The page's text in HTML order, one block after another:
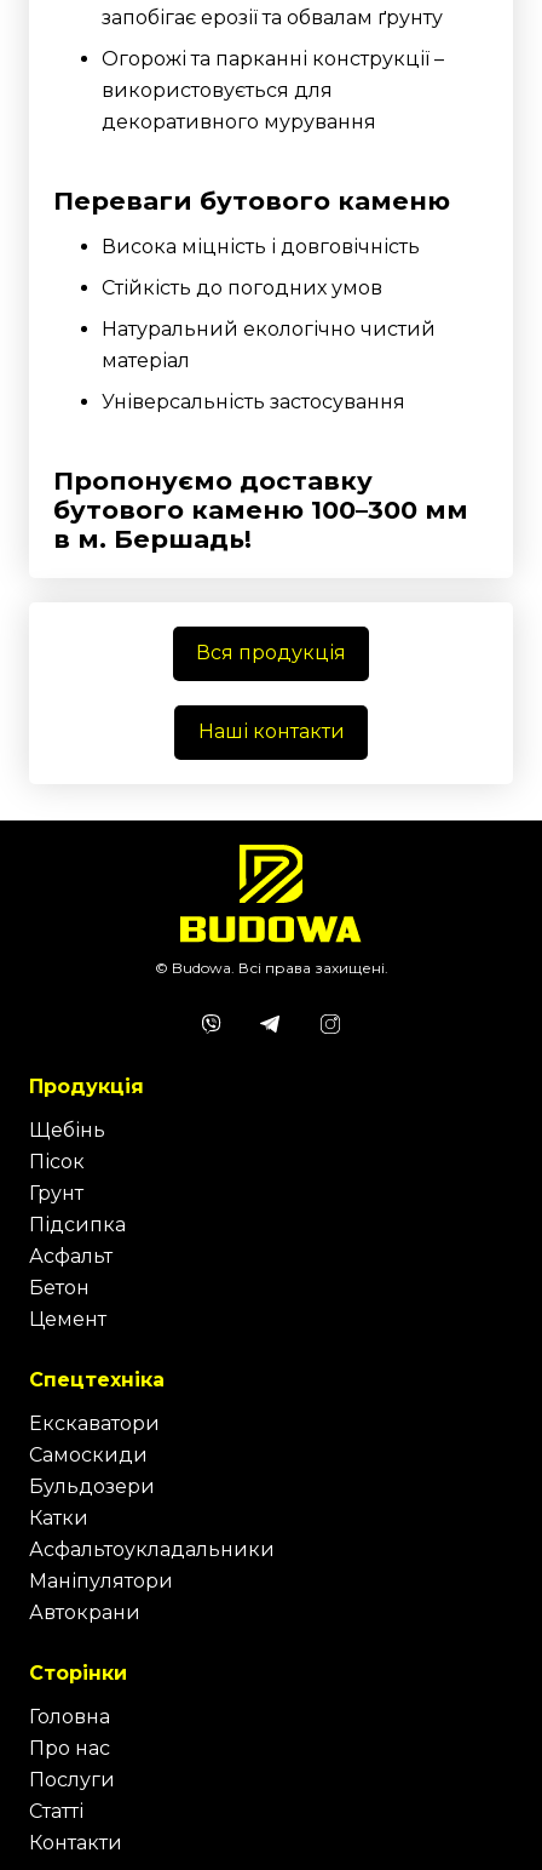
запобігає ерозії та обвалам ґрунту
Огорожі та парканні конструкції –
використовується для
декоративного мурування
Переваги бутового каменю
Висока міцність і довговічність
Стійкість до погодних умов
Натуральний екологічно чистий
матеріал
Універсальність застосування
Пропонуємо доставку
бутового каменю 100–300 мм
в м. Бершадь!
Вся продукція
Наші контакти
© Budowa. Всі права захищені.
Продукція
Щебінь
Пісок
Грунт
Підсипка
Асфальт
Бетон
Цемент
Спецтехніка
Екскаватори
Самоскиди
Бульдозери
Катки
Асфальтоукладальники
Маніпулятори
Автокрани
Сторінки
Головна
Про нас
Послуги
Статті
Контакти